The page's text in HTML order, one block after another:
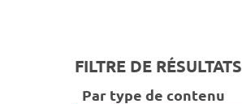
FILTRE DE RÉSULTATS
Par type de contenu